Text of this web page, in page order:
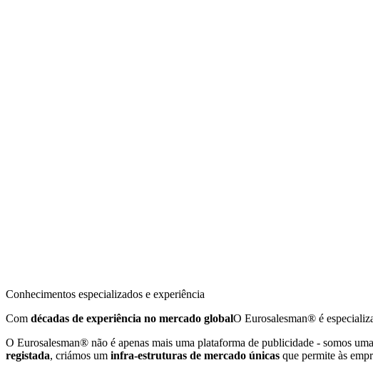
Conhecimentos especializados e experiência
Com décadas de experiência no mercado globalO Eurosalesman® é
O Eurosalesman® não é apenas mais uma plataforma de publicidade - somos uma
registada, criámos um infra-estruturas de mercado únicas que permite às